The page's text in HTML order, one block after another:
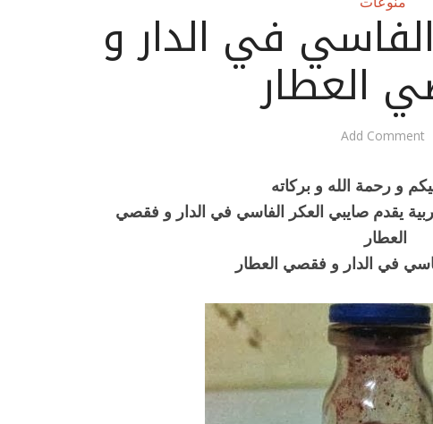
في الدار و
العطار
Add Comment
و رحمة الله و بركاته
يقدم صايبي العكر الفاسي في الدار و فقصي
العطار
في الدار و فقصي العطار